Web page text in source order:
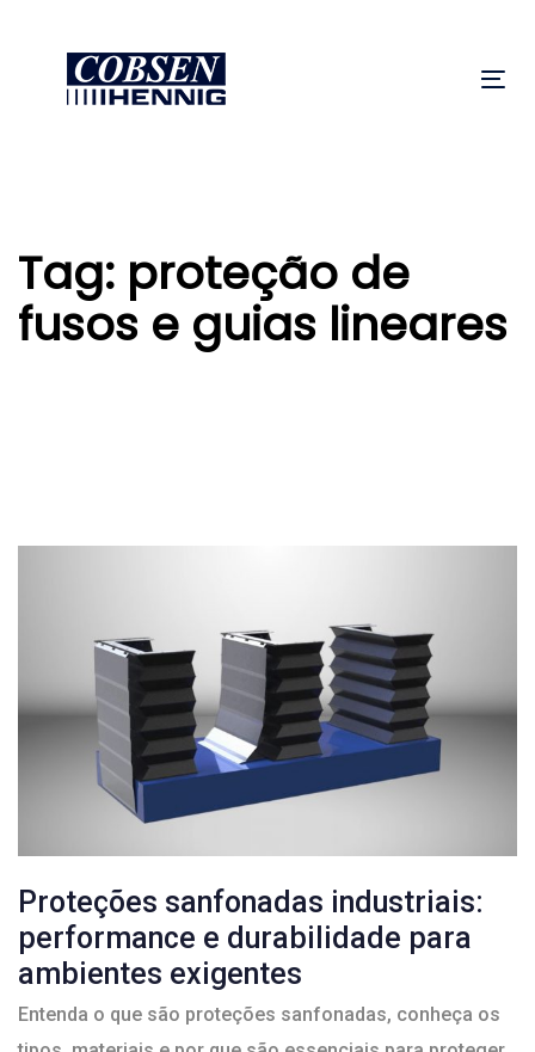
Tag: proteção de
fusos e guias lineares
Proteções sanfonadas industriais:
performance e durabilidade para
ambientes exigentes
Entenda o que são proteções sanfonadas, conheça os